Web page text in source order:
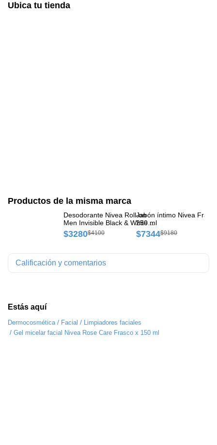
Estás aquí
Dermocosmética / Facial / Limpiadores faciales
/ Gel micelar facial Nivea Rose Care Frasco x 150 ml
Ubica tu tienda
Productos de la misma marca
Desodorante Nivea Roll-on
Men Invisible Black & White
Power x 50 ml
$3280$4100
Jabón íntimo Nivea
250 ml
$7344$9180
Calificación y comentarios